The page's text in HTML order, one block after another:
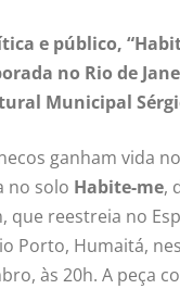
e público,
no Rio de
Municipal
ganham vida
no solo Habite-me,
que reestreia no
Porto, Humaitá,
às 20h. A peça